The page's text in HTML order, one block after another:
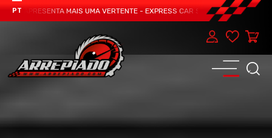
PT
APRESENTA MAIS UMA VERTENTE - EXPRESS CAR SERVICE, MANUTENÇÃO